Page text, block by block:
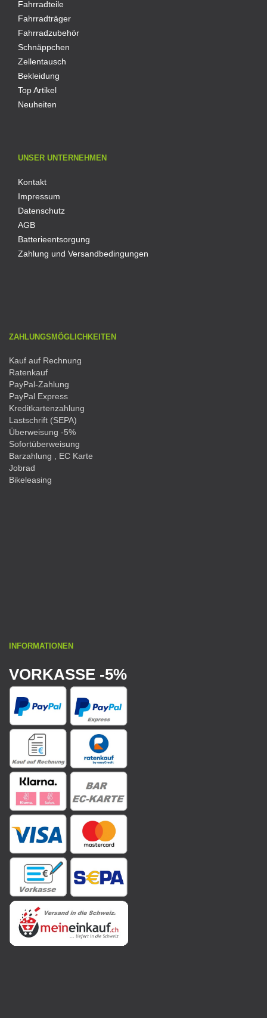
Fahrradteile
Fahrradträger
Fahrradzubehör
Schnäppchen
Zellentausch
Bekleidung
Top Artikel
Neuheiten
UNSER UNTERNEHMEN
Kontakt
Impressum
Datenschutz
AGB
Batterieentsorgung
Zahlung und Versandbedingungen
ZAHLUNGSMÖGLICHKEITEN
Kauf auf Rechnung
Ratenkauf
PayPal-Zahlung
PayPal Express
Kreditkartenzahlung
Lastschrift (SEPA)
Überweisung -5%
Sofortüberweisung
Barzahlung , EC Karte
Jobrad
Bikeleasing
INFORMATIONEN
VORKASSE -5%